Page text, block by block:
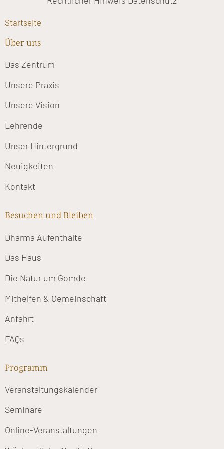
Startseite
Über uns
Das Zentrum
Unsere Praxis
Unsere Vision
Lehrende
Unser Hintergrund
Neuigkeiten
Kontakt
Besuchen und Bleiben
Dharma Aufenthalte
Das Haus
Die Natur um Gomde
Mithelfen & Gemeinschaft
Anfahrt
FAQs
Programm
Veranstaltungskalender
Seminare
Online-Veranstaltungen